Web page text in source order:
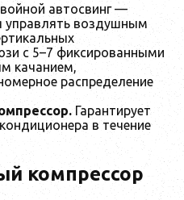
автосвинг —
воздушным
с 5–7 фиксированными
качанием,
распределение
Гарантирует
в течение
компрессор